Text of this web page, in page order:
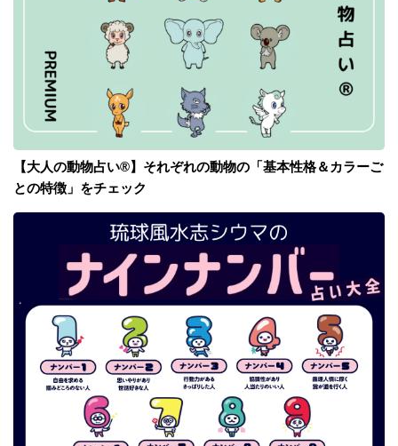
【大人の動物占い®】それぞれの動物の「基本性格＆カラーご
との特徴」をチェック